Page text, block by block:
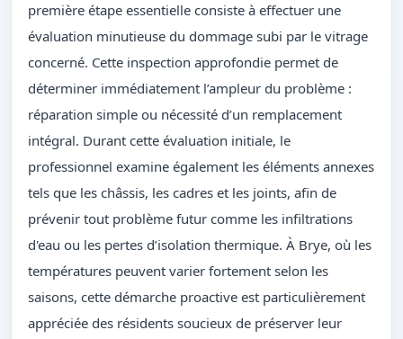
première étape essentielle consiste à effectuer une
évaluation minutieuse du dommage subi par le vitrage
concerné. Cette inspection approfondie permet de
déterminer immédiatement l’ampleur du problème :
réparation simple ou nécessité d’un remplacement
intégral. Durant cette évaluation initiale, le
professionnel examine également les éléments annexes
tels que les châssis, les cadres et les joints, afin de
prévenir tout problème futur comme les infiltrations
d'eau ou les pertes d’isolation thermique. À Brye, où les
températures peuvent varier fortement selon les
saisons, cette démarche proactive est particulièrement
appréciée des résidents soucieux de préserver leur